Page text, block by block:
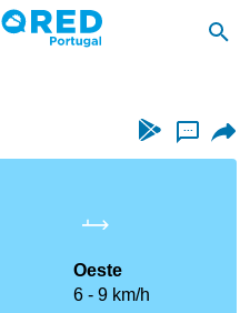
...
Oeste
6
9 km/h